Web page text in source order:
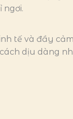
ngơi.
tế và đầy cảm
dịu dàng